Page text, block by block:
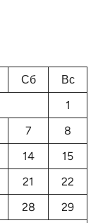
Сб
Вс
1
7
8
14
15
21
22
28
29